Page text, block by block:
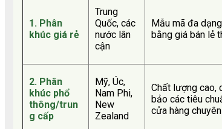
1. Phân
khúc giá rẻ
Trung
Quốc, các
nước lân
cận
Mẫu mã đa
bằng giá bán lẻ
2. Phân
khúc phổ
thông/trun
g cấp
Mỹ, Úc,
Nam Phi,
New
Zealand
Chất lượng cao,
bảo các tiêu
cửa hàng